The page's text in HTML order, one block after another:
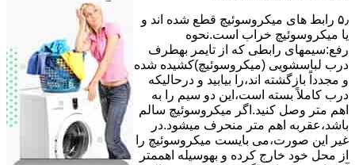
۵٫ رابط های ﻣﯿﮑﺮوﺳﻮﺋﯿﭻ ﻗﻄﻊ شده اند و
ﯾﺎ ﻣﯿﮑﺮوﺳﻮﺋﯿﭻ ﺧﺮاب اﺳﺖ.نحوه
رفع:سیمهای راﺑﻄﯽ ﮐﻪ از ﺗﺎﯾﻤﺮ بهطرف
درب لباسشویی (ﻣﯿﮑﺮوﺳﻮﺋﯿﭻ)کشیده شده
و مجدداً بازگشته اند،را ﺑﯿﺎﺑﯿﺪ و درحالیکه
درب کاملاً ﺑﺴﺘﻪ اﺳﺖ،اﯾﻦ دو ﺳﯿﻢ را ﺑﻪ
اﻫﻢ ﻣﺘﺮ وصل کنید.اﮔﺮ ﻣﯿﮑﺮوﺳﻮﺋﯿﭻ ﺳﺎﻟﻢ
ﺑﺎﺷﺪ،ﻋﻘﺮﺑﻪ اهم متر ﻣﻨﺤﺮف میشود.در
ﻏﯿﺮ اﯾﻦ ﺻﻮرت،می بایست ﻣﯿﮑﺮوﺳﻮﺋﯿﭻ را
از ﻣﺤﻞ خود ﺧﺎرج کرده و بهوسیله اهممتر